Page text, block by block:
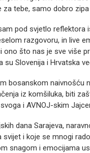
za tebe, samo dobro
pod svjetlo reflektora
razgovoru, in live
ono što nas je sve više
su Slovenija i Hrvatska
bosanskom naivnošću
iz komšiluka, biti
i AVNOJ-skim
dana Sarajeva,
svijet i koje se mnogi
snagom i emocijama